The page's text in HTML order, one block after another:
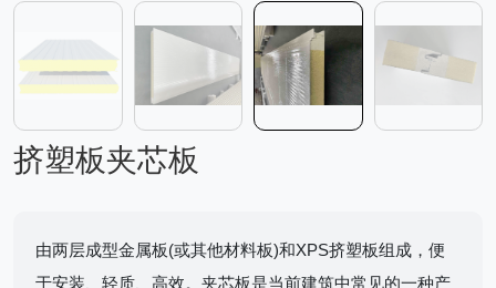
挤塑板夹芯板
由两层成型金属板(或其他材料板)和XPS挤塑板组成，便
于安装、轻质、高效。夹芯板是当前建筑中常见的一种产